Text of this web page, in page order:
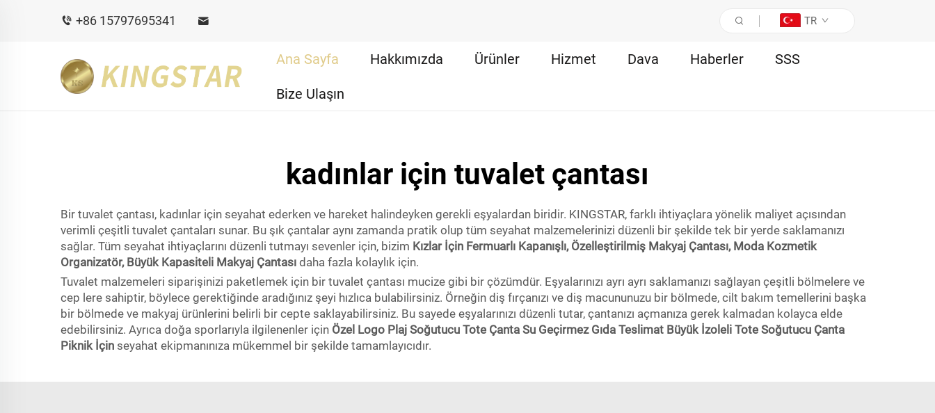
+86 15797695341 TR
Ana Sayfa Hakkımızda Ürünler Hizmet Dava Haberler SSS
Bize Ulaşın
kadınlar için tuvalet çantası
Bir tuvalet çantası, kadınlar için seyahat ederken ve hareket halindeyken gerekli eşyalardan biridir. KINGSTAR, farklı ihtiyaçlara yönelik maliyet açısından
verimli çeşitli tuvalet çantaları sunar. Bu şık çantalar aynı zamanda pratik olup tüm seyahat malzemelerinizi düzenli bir şekilde tek bir yerde saklamanızı
sağlar. Tüm seyahat ihtiyaçlarını düzenli tutmayı sevenler için, bizim Kızlar İçin Fermuarlı Kapanışlı, Özelleştirilmiş Makyaj Çantası, Moda Kozmetik
Organizatör, Büyük Kapasiteli Makyaj Çantası daha fazla kolaylık için.
Tuvalet malzemeleri siparişinizi paketlemek için bir tuvalet çantası mucize gibi bir çözümdür. Eşyalarınızı ayrı ayrı saklamanızı sağlayan çeşitli bölmelere ve
cep lere sahiptir, böylece gerektiğinde aradığınız şeyi hızlıca bulabilirsiniz. Örneğin diş fırçanızı ve diş macununuzu bir bölmede, cilt bakım temellerini başka
bir bölmede ve makyaj ürünlerini belirli bir cepte saklayabilirsiniz. Bu sayede eşyalarınızı düzenli tutar, çantanızı açmanıza gerek kalmadan kolayca elde
edebilirsiniz. Ayrıca doğa sporlarıyla ilgilenenler için Özel Logo Plaj Soğutucu Tote Çanta Su Geçirmez Gıda Teslimat Büyük İzoleli Tote Soğutucu Çanta
Piknik İçin seyahat ekipmanınıza mükemmel bir şekilde tamamlayıcıdır.